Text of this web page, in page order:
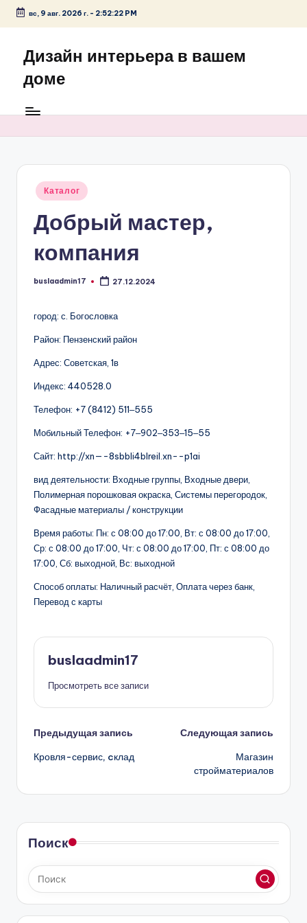
Перейти
содержимому
вс, 9 авг. 2026 г.- 2:52:22 PM
Дизайн интерьера в вашем
доме
Опубликовано
Каталог
Добрый мастер,
компания
Запись
buslaadmin17 27.12.2024
город: с. Богословка
Район: Пензенский район
Адрес: Советская, 1в
Индекс: 440528.0
Телефон: +7 (8412) 511‒555
Мобильный Телефон: +7‒902‒353‒15‒55
Сайт: http://xn—-8sbbli4blreil.xn--p1ai
вид деятельности: Входные группы, Входные двери,
Полимерная порошковая окраска, Системы перегородок,
Фасадные материалы / конструкции
Время работы: Пн: с 08:00 до 17:00, Вт: с 08:00 до 17:00,
Ср: с 08:00 до 17:00, Чт: с 08:00 до 17:00, Пт: с 08:00 до
17:00, Сб: выходной, Вс: выходной
Способ оплаты: Наличный расчёт, Оплата через банк,
Перевод с карты
buslaadmin17
Просмотреть все записи
Навигация
записи
Предыдущая запись
Кровля-сервис, cклад
Следующая запись
Магазин
стройматериалов
Поиск